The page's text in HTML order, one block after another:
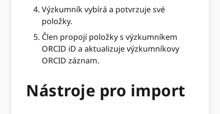
Výzkumník vybírá a potvrzuje své
položky.
Člen propojí položky s výzkumníkem
ORCID iD a aktualizuje výzkumníkovy
ORCID záznam.
Nástroje pro import